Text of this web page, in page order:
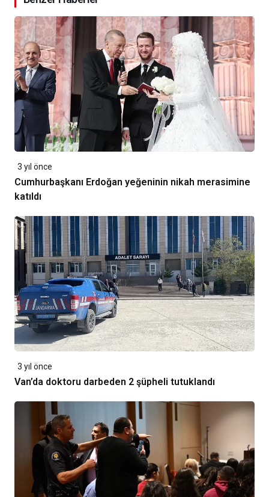
3 yıl önce
Cumhurbaşkanı Erdoğan yeğeninin nikah merasimine
katıldı
3 yıl önce
Van’da doktoru darbeden 2 şüpheli tutuklandı